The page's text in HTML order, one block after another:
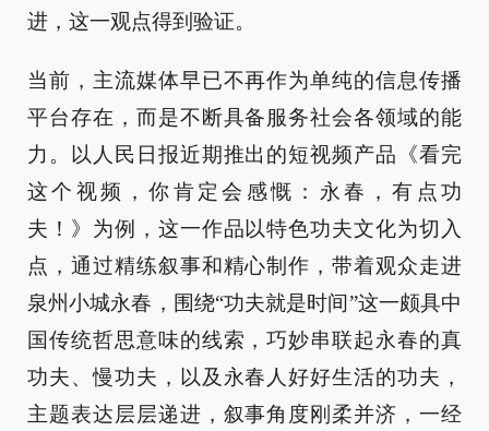
进，这一观点得到验证。
当前，主流媒体早已不再作为单纯的信息传播
平台存在，而是不断具备服务社会各领域的能
力。以人民日报近期推出的短视频产品《看完
这个视频，你肯定会感慨：永春，有点功
夫！》为例，这一作品以特色功夫文化为切入
点，通过精练叙事和精心制作，带着观众走进
泉州小城永春，围绕“功夫就是时间”这一颇具中
国传统哲思意味的线索，巧妙串联起永春的真
功夫、慢功夫，以及永春人好好生活的功夫，
主题表达层层递进，叙事角度刚柔并济，一经